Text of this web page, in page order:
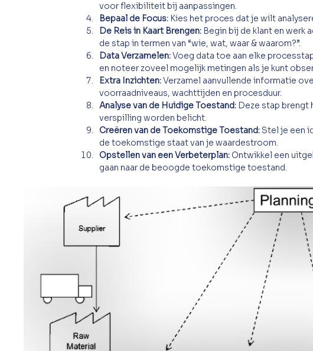
voor flexibiliteit bij aanpassingen.
Bepaal de Focus: Kies het proces dat je wilt
De Reis in Kaart Brengen: Begin bij de klant en werk
de stap in termen van “wie, wat, waar & waarom?”.
Data Verzamelen: Voeg data toe aan elke
en noteer zoveel mogelijk metingen als je kunt
Extra Inzichten: Verzamel aanvullende informatie
voorraadniveaus, wachttijden en procesduur.
Analyse van de Huidige Toestand: Deze stap brengt
verspilling worden belicht.
Creëren van de Toekomstige Toestand: Stel je een
de toekomstige staat van je waardestroom.
Opstellen van een Verbeterplan: Ontwikkel een
gaan naar de beoogde toekomstige toestand.